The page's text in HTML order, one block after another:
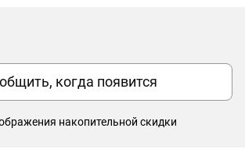
когда появится
накопительной скидки